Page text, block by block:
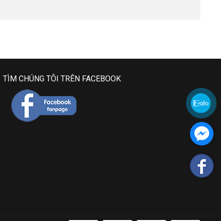
TÌM CHÚNG TÔI TRÊN FACEBOOK